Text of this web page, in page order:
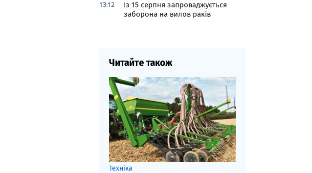
13:12
Із 15 серпня запроваджується
заборона на вилов раків
Читайте також
Техніка